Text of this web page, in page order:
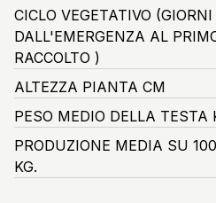
CICLO VEGETATIVO (GIORNI
DALL'EMERGENZA AL
RACCOLTO )
ALTEZZA PIANTA CM
PESO MEDIO DELLA TESTA
PRODUZIONE MEDIA SU
KG.